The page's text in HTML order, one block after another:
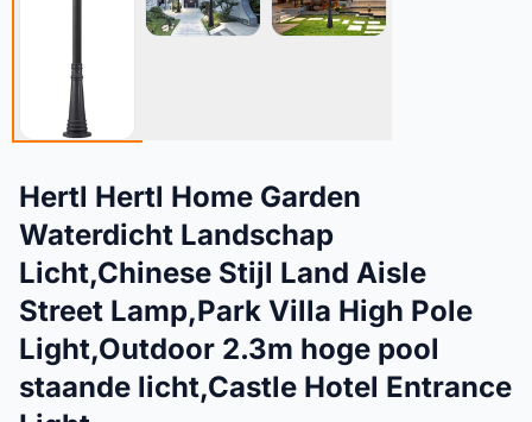
Hertl Hertl Home Garden
Waterdicht Landschap
Licht,Chinese Stijl Land Aisle
Street Lamp,Park Villa High Pole
Light,Outdoor 2.3m hoge pool
staande licht,Castle Hotel Entrance